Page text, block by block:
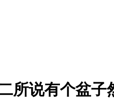
所说有个盆